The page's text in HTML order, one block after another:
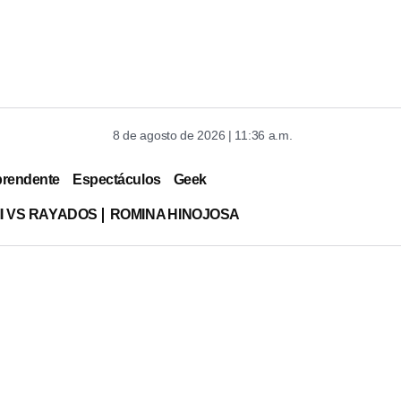
8 de agosto de 2026 | 11:36 a.m.
Espectáculos Geek
VS RAYADOS ROMINA HINOJOSA